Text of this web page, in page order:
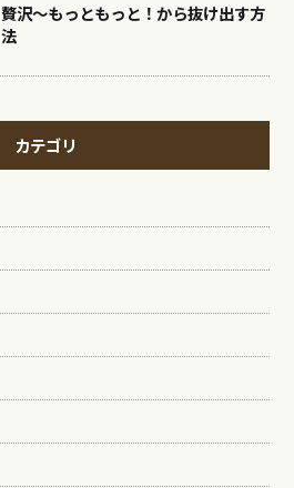
贅沢〜もっともっと！から抜け出す方
法
カテゴリ